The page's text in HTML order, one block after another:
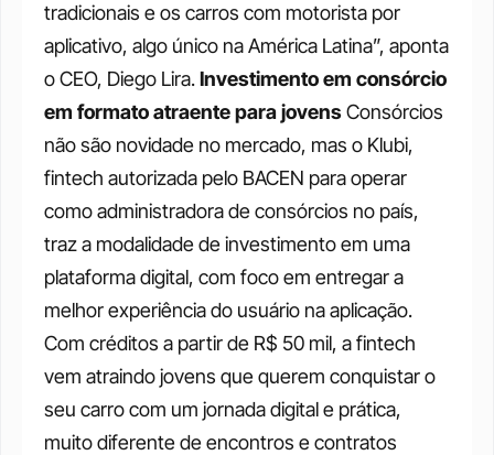
tradicionais e os carros com motorista por
aplicativo, algo único na América Latina”, aponta
o CEO, Diego Lira.Investimento em consórcio
em formato atraente para jovensConsórcios
não são novidade no mercado, mas o Klubi,
fintech autorizada pelo BACEN para operar
como administradora de consórcios no país,
traz a modalidade de investimento em uma
plataforma digital, com foco em entregar a
melhor experiência do usuário na aplicação.
Com créditos a partir de R$ 50 mil, a fintech
vem atraindo jovens que querem conquistar o
seu carro com um jornada digital e prática,
muito diferente de encontros e contratos